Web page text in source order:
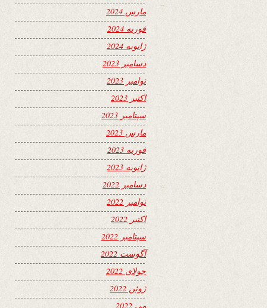
مارس 2024
فوریه 2024
ژانویه 2024
دسامبر 2023
نوامبر 2023
اکتبر 2023
سپتامبر 2023
مارس 2023
فوریه 2023
ژانویه 2023
دسامبر 2022
نوامبر 2022
اکتبر 2022
سپتامبر 2022
آگوست 2022
جولای 2022
ژوئن 2022
می 2022